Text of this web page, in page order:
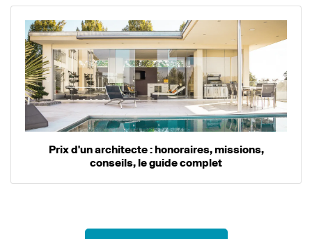
Prix d'un architecte : honoraires, missions,
conseils, le guide complet